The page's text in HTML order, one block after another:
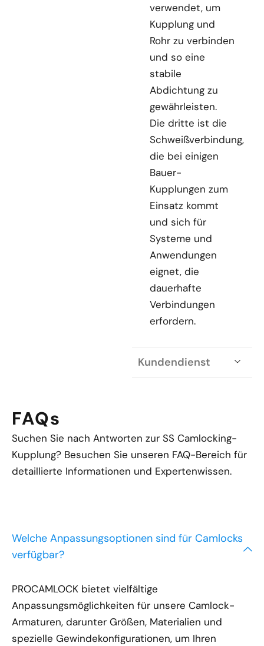
verwendet, um
Kupplung und
Rohr zu verbinden
und so eine
stabile
Abdichtung zu
gewährleisten.
Die dritte ist die
Schweißverbindung,
die bei einigen
Bauer-
Kupplungen zum
Einsatz kommt
und sich für
Systeme und
Anwendungen
eignet, die
dauerhafte
Verbindungen
erfordern.
Kundendienst
FAQs
Suchen Sie nach Antworten zur SS Camlocking-
Kupplung? Besuchen Sie unseren FAQ-Bereich für
detaillierte Informationen und Expertenwissen.
Welche Anpassungsoptionen sind für Camlocks
verfügbar?
PROCAMLOCK bietet vielfältige
Anpassungsmöglichkeiten für unsere Camlock-
Armaturen, darunter Größen, Materialien und
spezielle Gewindekonfigurationen, um Ihren